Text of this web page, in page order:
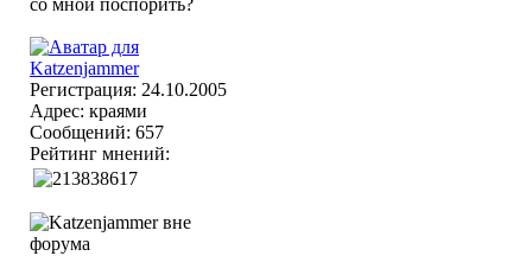
Регистрация: 24.10.2005
Адрес: краями
Сообщений: 657
Рейтинг мнений: